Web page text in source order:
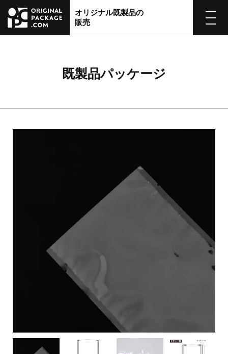
オリジナル既製品の
販売
既製品パッケージ